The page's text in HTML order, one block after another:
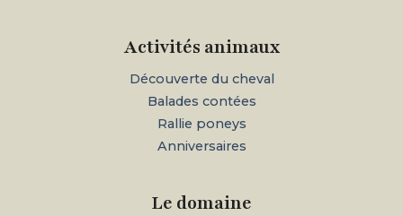
Activités animaux
Découverte du cheval
Balades contées
Rallie poneys
Anniversaires
Le domaine